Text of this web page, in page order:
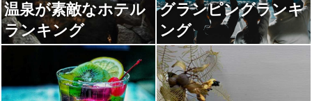
温泉が素敵なホテル
ランキング
グランピングランキ
ング